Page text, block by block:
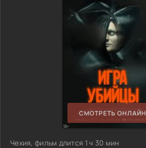
СМОТРЕТЬ ОНЛАЙН
Чехия, фильм длится 1 ч 30 мин